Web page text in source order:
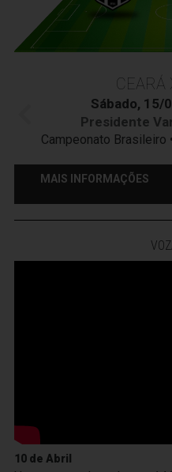
CEARÁ
Sábado, 15/
Presidente
Campeonato Brasileiro
MAIS INFORMAÇÕES
10 de Abril